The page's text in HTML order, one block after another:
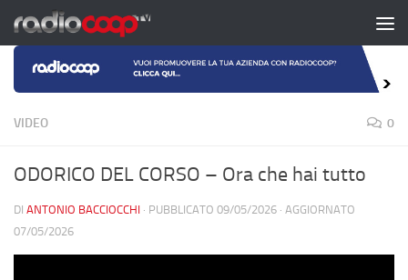
Salta al contenuto
VIDEO 0
ODORICO DEL CORSO – Ora che hai tutto
DI ANTONIO BACCIOCCHI · PUBBLICATO 09/05/2026 · AGGIORNATO
07/05/2026